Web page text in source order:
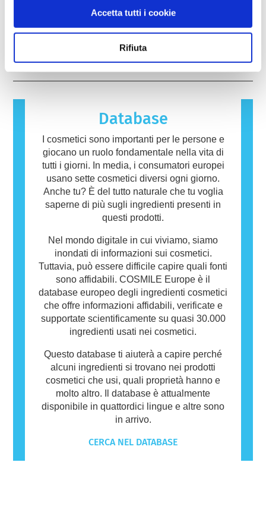
Accetta tutti i cookie
Rifiuta
prodotti da parte di esperti scientifici
legge a effettuare, coprono tutti i potenziali
rischi, inclusa la potenziale interferenza con il
sistema endocrino.
animali per valutare la sicurezza degli
ingredienti e dei prodotti cosmetici.
Molte sostanze, naturali o prodotte dall’uomo,
reazione allergica. Una reazione allergica si
verifica quando il sistema immunitario di una
persona reagisce a sostanze che sono
innocue per la maggior parte delle altre
Cosmetici e prodotti per la cura della persona
possono contenere ingredienti che potrebbero
risultare allergenici per alcune persone. Ciò
non significa che il prodotto non sia sicuro da
utilizzare per gli altri.
Database
I cosmetici sono importanti per le persone e
giocano un ruolo fondamentale nella vita di
tutti i giorni. In media, i consumatori europei
usano sette cosmetici diversi ogni giorno.
Anche tu? È del tutto naturale che tu voglia
saperne di più sugli ingredienti presenti in
questi prodotti.
Nel mondo digitale in cui viviamo, siamo
inondati di informazioni sui cosmetici.
Tuttavia, può essere difficile capire quali fonti
sono affidabili. COSMILE Europe è il
database europeo degli ingredienti cosmetici
che offre informazioni affidabili, verificate e
supportate scientificamente su quasi 30.000
ingredienti usati nei cosmetici.
Questo database ti aiuterà a capire perché
alcuni ingredienti si trovano nei prodotti
cosmetici che usi, quali proprietà hanno e
molto altro. Il database è attualmente
disponibile in quattordici lingue e altre sono
in arrivo.
CERCA NEL DATABASE